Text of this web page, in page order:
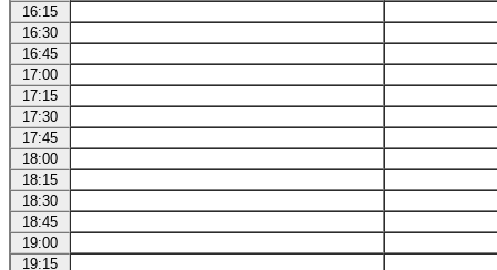
16:15
16:30
16:45
17:00
17:15
17:30
17:45
18:00
18:15
18:30
18:45
19:00
19:15